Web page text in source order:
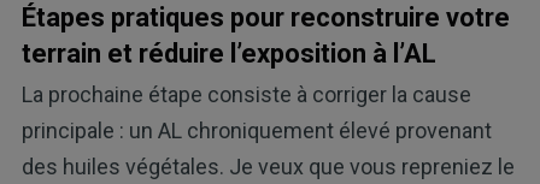
Étapes pratiques pour reconstruire votre
terrain et réduire l’exposition à l’AL
La prochaine étape consiste à corriger la cause
principale : un AL chroniquement élevé provenant
des huiles végétales. Je veux que vous repreniez le